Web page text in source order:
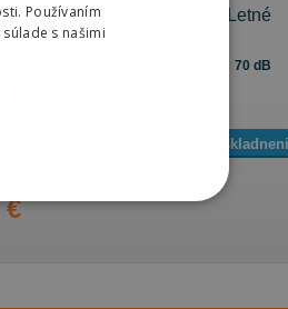
245/35 R19 93 Y Letné
70 dB
Sledovať
€
Používaním
s našimi